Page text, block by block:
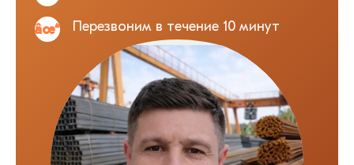
Перезвоним в течение 10 минут